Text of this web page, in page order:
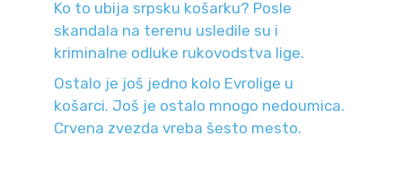
Ko to ubija srpsku košarku? Posle
skandala na terenu usledile su i
kriminalne odluke rukovodstva lige.
Ostalo je još jedno kolo Evrolige u
košarci. Još je ostalo mnogo nedoumica.
Crvena zvezda vreba šesto mesto.